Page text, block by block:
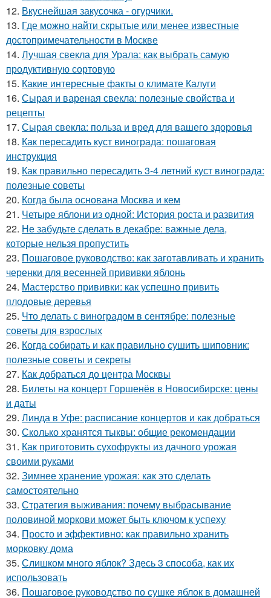
12. Вкуснейшая закусочка - огурчики.
13. Где можно найти скрытые или менее известные
достопримечательности в Москве
14. Лучшая свекла для Урала: как выбрать самую
продуктивную сортовую
15. Какие интересные факты о климате Калуги
16. Сырая и вареная свекла: полезные свойства и
рецепты
17. Сырая свекла: польза и вред для вашего здоровья
18. Как пересадить куст винограда: пошаговая
инструкция
19. Как правильно пересадить 3-4 летний куст винограда:
полезные советы
20. Когда была основана Москва и кем
21. Четыре яблони из одной: История роста и развития
22. Не забудьте сделать в декабре: важные дела,
которые нельзя пропустить
23. Пошаговое руководство: как заготавливать и хранить
черенки для весенней прививки яблонь
24. Мастерство прививки: как успешно привить
плодовые деревья
25. Что делать с виноградом в сентябре: полезные
советы для взрослых
26. Когда собирать и как правильно сушить шиповник:
полезные советы и секреты
27. Как добраться до центра Москвы
28. Билеты на концерт Горшенёв в Новосибирске: цены
и даты
29. Линда в Уфе: расписание концертов и как добраться
30. Сколько хранятся тыквы: общие рекомендации
31. Как приготовить сухофрукты из дачного урожая
своими руками
32. Зимнее хранение урожая: как это сделать
самостоятельно
33. Стратегия выживания: почему выбрасывание
половиной моркови может быть ключом к успеху
34. Просто и эффективно: как правильно хранить
морковку дома
35. Слишком много яблок? Здесь 3 способа, как их
использовать
36. Пошаговое руководство по сушке яблок в домашней